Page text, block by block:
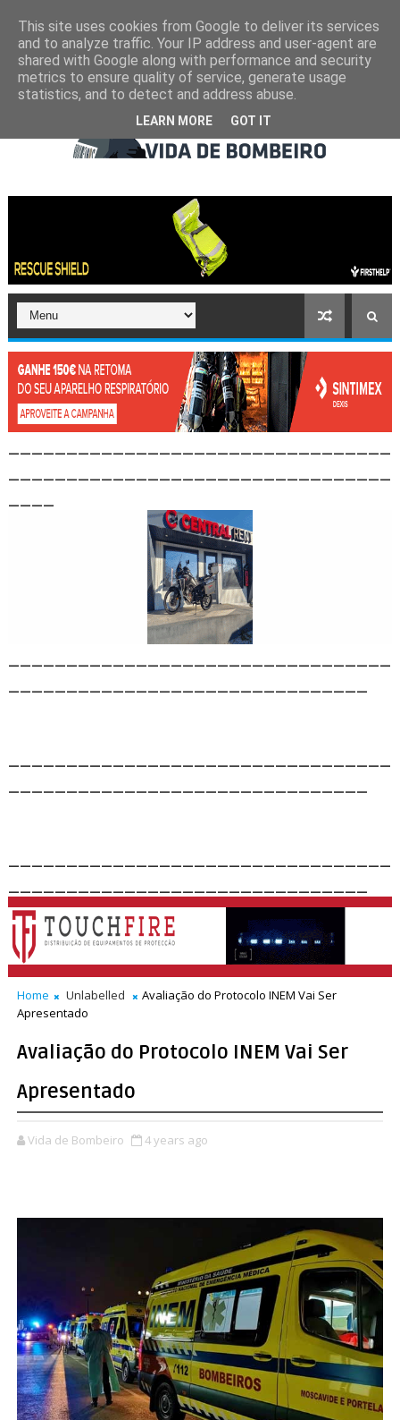
Home Unlabelled
Avaliação do Protocolo INEM Vai Ser
Apresentado
Avaliação do Protocolo INEM Vai Ser
Apresentado
Vida de Bombeiro 4 years ago
This site uses cookies from Google to deliver its services
and to analyze traffic. Your IP address and user-agent are
shared with Google along with performance and security
metrics to ensure quality of service, generate usage
statistics, and to detect and address abuse.
LEARN MORE GOT IT